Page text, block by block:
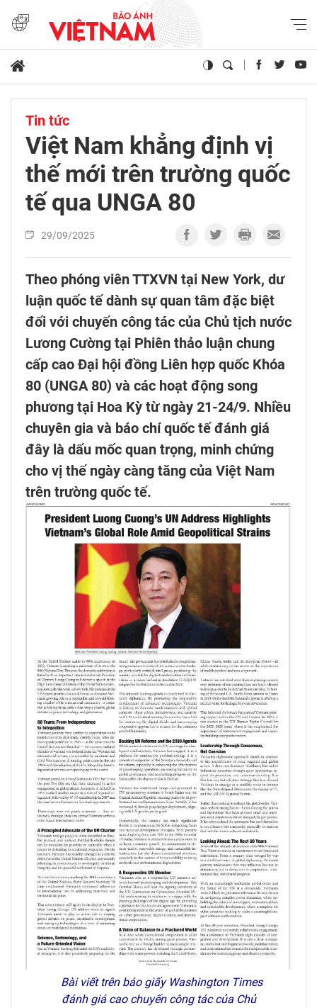
Tin tức
Việt Nam khẳng định vị
thế mới trên trường quốc
tế qua UNGA 80
29/09/2025
Theo phóng viên TTXVN tại New York, dư
luận quốc tế dành sự quan tâm đặc biệt
đối với chuyến công tác của Chủ tịch nước
Lương Cường tại Phiên thảo luận chung
cấp cao Đại hội đồng Liên hợp quốc Khóa
80 (UNGA 80) và các hoạt động song
phương tại Hoa Kỳ từ ngày 21-24/9. Nhiều
chuyên gia và báo chí quốc tế đánh giá
đây là dấu mốc quan trọng, minh chứng
cho vị thế ngày càng tăng của Việt Nam
trên trường quốc tế.
Bài viết trên báo giấy Washington Times
đánh giá cao chuyến công tác của Chủ